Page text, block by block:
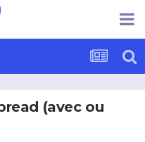
(avec ou